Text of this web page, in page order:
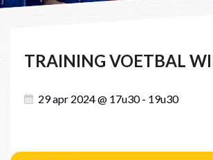
TRAINING VOETBAL
29 apr 2024 @ 17u30 - 19u30